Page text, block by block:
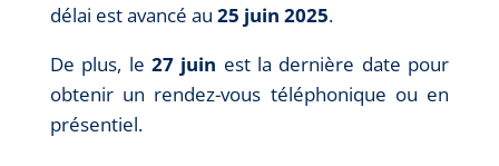
délai est avancé au 25 juin 2025.
De plus, le 27 juin est la dernière date pour
obtenir un rendez-vous téléphonique ou en
présentiel.